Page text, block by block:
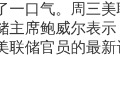
一口气。周三
主席鲍威尔表
联储官员的最